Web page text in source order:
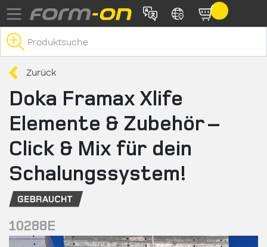
Direkt zum Inhalt
Zurück
Doka Framax Xlife
Elemente & Zubehör –
Click & Mix für dein
Schalungssystem!
10288E